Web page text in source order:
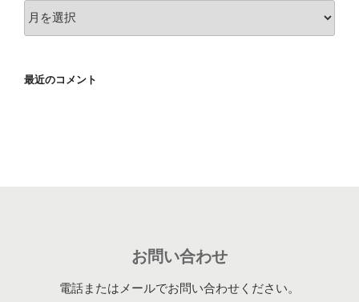
ア
ー
イ
最近のコメント
お問い合わせ
電話またはメールでお問い合わせください。